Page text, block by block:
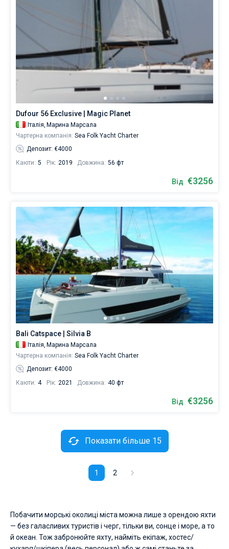
Dufour 56 Exclusive | Magic Planet
Італія, Марина Марсала
Чартерна компанія: Sea Folk Yacht Charter
Депозит: €4000
Каюти: 5 Рік: 2019 Довжина: 56 фт
Від €3256
Bali Catspace | Silvia B
Італія, Марина Марсала
Чартерна компанія: Sea Folk Yacht Charter
Депозит: €4000
Каюти: 4 Рік: 2021 Довжина: 40 фт
Від €3256
1 2
Показати більше 15
Побачити морські околиці міста можна лише з орендою яхти
— без галасливих туристів і черг, тільки ви, сонце і море, а то
й океан. Тож забронюйте яхту, найміть екіпаж, хостес/